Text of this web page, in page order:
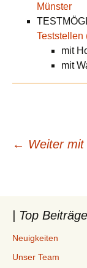
Münster
Teststellen
mit
mit
← Weiter
| Top
Neuigkeiten
Unser Team